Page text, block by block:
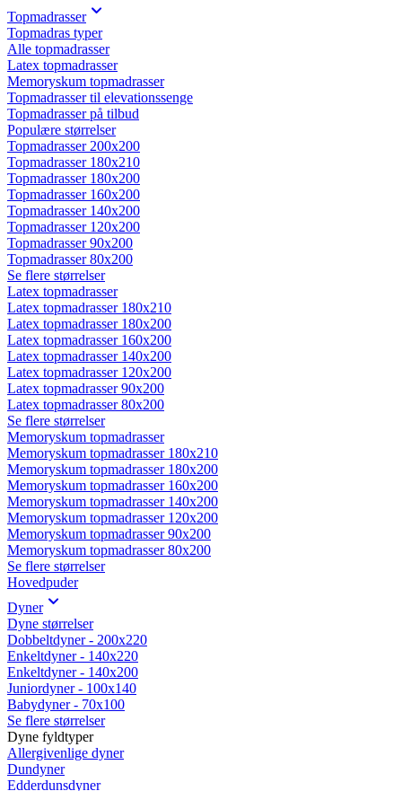
Topmadrasser
Topmadras typer
Alle topmadrasser
Latex topmadrasser
Memoryskum topmadrasser
Topmadrasser til elevationssenge
Topmadrasser på tilbud
Populære størrelser
Topmadrasser 200x200
Topmadrasser 180x210
Topmadrasser 180x200
Topmadrasser 160x200
Topmadrasser 140x200
Topmadrasser 120x200
Topmadrasser 90x200
Topmadrasser 80x200
Se flere størrelser
Latex topmadrasser
Latex topmadrasser 180x210
Latex topmadrasser 180x200
Latex topmadrasser 160x200
Latex topmadrasser 140x200
Latex topmadrasser 120x200
Latex topmadrasser 90x200
Latex topmadrasser 80x200
Se flere størrelser
Memoryskum topmadrasser
Memoryskum topmadrasser 180x210
Memoryskum topmadrasser 180x200
Memoryskum topmadrasser 160x200
Memoryskum topmadrasser 140x200
Memoryskum topmadrasser 120x200
Memoryskum topmadrasser 90x200
Memoryskum topmadrasser 80x200
Se flere størrelser
Hovedpuder
Dyner
Dyne størrelser
Dobbeltdyner - 200x220
Enkeltdyner - 140x220
Enkeltdyner - 140x200
Juniordyner - 100x140
Babydyner - 70x100
Se flere størrelser
Dyne fyldtyper
Allergivenlige dyner
Dundyner
Edderdunsdyner